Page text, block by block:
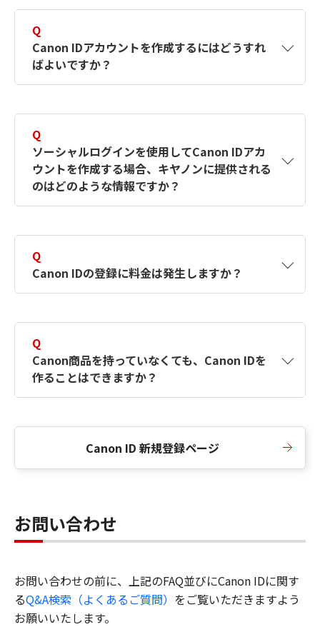
Q
Canon IDアカウントを作成するにはどうすれ
ばよいですか？
す。詳しい作成方法は【カメラ】Canon IDとは
何ですか？Canon IDの作成方法は？をご確認く
ださい。
Q
ソーシャルログインを使用してCanon IDアカ
ウントを作成する場合、キヤノンに提供される
のはどのような情報ですか？
択したサービスから取得します。アカウントを
簡単に作成できるように、この情報を使用して
Canon IDの登録フォームを入力します。
Q
Canon IDの登録に料金は発生しますか？
Q
Canon商品を持っていなくても、Canon IDを
作ることはできますか？
Canon ID 新規登録ページ
お問い合わせ
お問い合わせの前に、上記のFAQ並びにCanon IDに関す
るQ&A検索（よくあるご質問） をご覧いただきますよう
お願いいたします。